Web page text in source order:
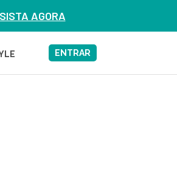
AGORA
ENTRAR